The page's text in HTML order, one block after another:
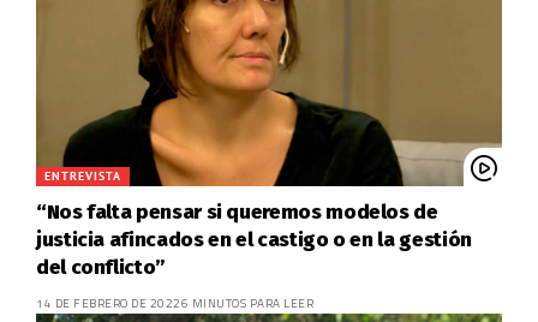
ENTREVISTA
“Nos falta pensar si queremos modelos de
justicia afincados en el castigo o en la gestión
del conflicto”
14 DE FEBRERO DE 20226 MINUTOS PARA LEER